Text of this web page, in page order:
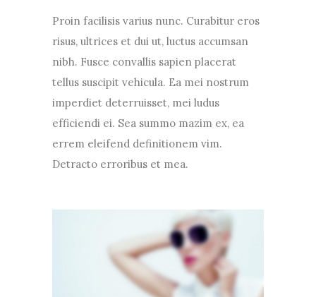
Proin facilisis varius nunc. Curabitur eros
risus, ultrices et dui ut, luctus accumsan
nibh. Fusce convallis sapien placerat
tellus suscipit vehicula. Ea mei nostrum
imperdiet deterruisset, mei ludus
efficiendi ei. Sea summo mazim ex, ea
errem eleifend definitionem vim.
Detracto erroribus et mea.